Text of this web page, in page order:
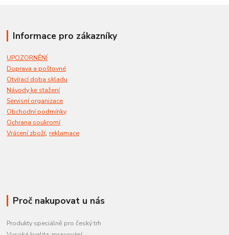
Informace pro zákazníky
UPOZORNĚNÍ
Doprava a poštovné
Otvírací doba skladu
Návody ke stažení
Servisní organizace
Obchodní podmínky
Ochrana soukromí
Vrácení zboží,reklamace
Proč nakupovat u nás
Produkty speciálně pro český trh